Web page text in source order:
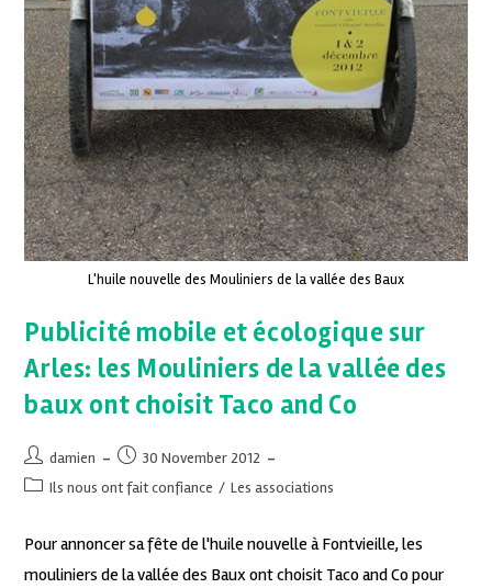
L'huile nouvelle des Mouliniers de la vallée des Baux
Publicité mobile et écologique sur
Arles: les Mouliniers de la vallée des
baux ont choisit Taco and Co
damien
30 November 2012
Ils nous ont fait confiance / Les associations
Pour annoncer sa fête de l'huile nouvelle à Fontvieille, les
mouliniers de la vallée des Baux ont choisit Taco and Co pour